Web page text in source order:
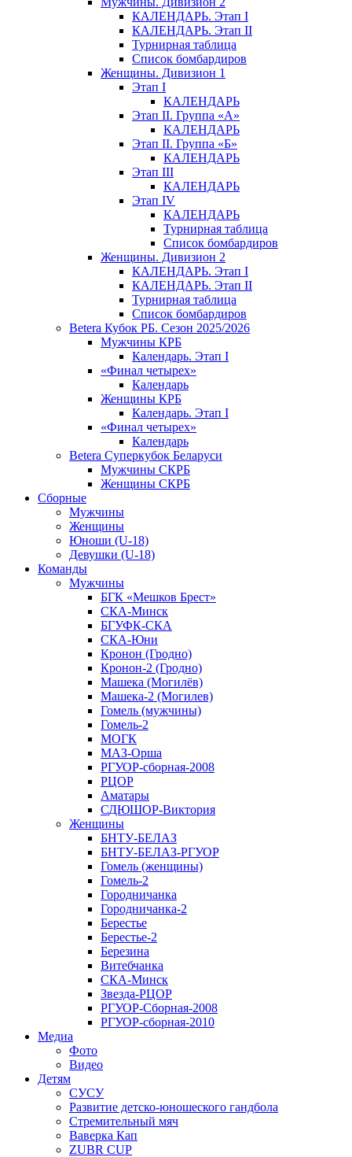
КАЛЕНДАРЬ. Этап I
КАЛЕНДАРЬ. Этап II
Турнирная таблица
Список бомбардиров
Женщины. Дивизион 1
Этап I
КАЛЕНДАРЬ
Этап II. Группа «А»
КАЛЕНДАРЬ
Этап II. Группа «Б»
КАЛЕНДАРЬ
Этап III
КАЛЕНДАРЬ
Этап IV
КАЛЕНДАРЬ
Турнирная таблица
Список бомбардиров
Женщины. Дивизион 2
КАЛЕНДАРЬ. Этап I
КАЛЕНДАРЬ. Этап II
Турнирная таблица
Список бомбардиров
Betera Кубок РБ. Сезон 2025/2026
Мужчины КРБ
Календарь. Этап I
«Финал четырех»
Календарь
Женщины КРБ
Календарь. Этап I
«Финал четырех»
Календарь
Betera Суперкубок Беларуси
Мужчины СКРБ
Женщины СКРБ
Сборные
Мужчины
Женщины
Юноши (U-18)
Девушки (U-18)
Команды
Мужчины
БГК «Мешков Брест»
СКА-Минск
БГУФК-СКА
СКА-Юни
Кронон (Гродно)
Кронон-2 (Гродно)
Машека (Могилёв)
Машека-2 (Могилев)
Гомель (мужчины)
Гомель-2
МОГК
МАЗ-Орша
РГУОР-сборная-2008
РЦОР
Аматары
СДЮШОР-Виктория
Женщины
БНТУ-БЕЛАЗ
БНТУ-БЕЛАЗ-РГУОР
Гомель (женщины)
Гомель-2
Городничанка
Городничанка-2
Берестье
Берестье-2
Березина
Витебчанка
СКА-Минск
Звезда-РЦОР
РГУОР-Сборная-2008
РГУОР-сборная-2010
Медиа
Фото
Видео
Детям
СУСУ
Развитие детско-юношеского гандбола
Стремительный мяч
Ваверка Кап
ZUBR CUP